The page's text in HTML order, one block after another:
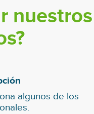
nuestros
algunos de los